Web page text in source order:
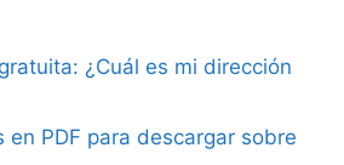
¿Cuál es mi dirección
en PDF para descargar sobre